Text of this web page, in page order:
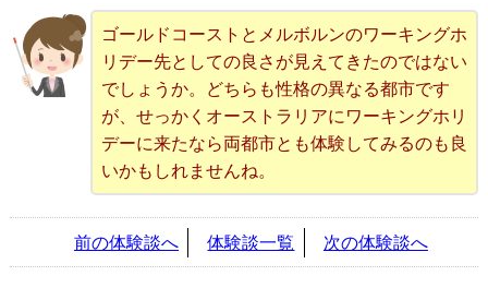
ゴールドコーストとメルボルンのワーキングホ
リデー先としての良さが見えてきたのではない
でしょうか。どちらも性格の異なる都市です
が、せっかくオーストラリアにワーキングホリ
デーに来たなら両都市とも体験してみるのも良
いかもしれませんね。
前の体験談へ 体験談一覧 次の体験談へ